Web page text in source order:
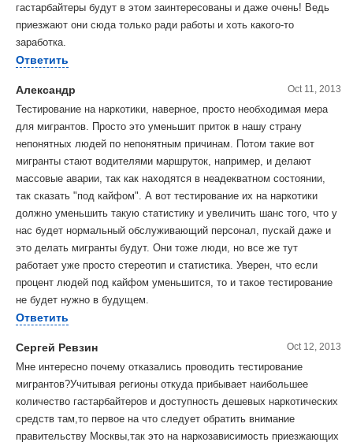
гастарбайтеры будут в этом заинтересованы и даже очень! Ведь
приезжают они сюда только ради работы и хоть какого-то
заработка.
Ответить
Александр Oct 11, 2013
Тестирование на наркотики, наверное, просто необходимая мера
для мигрантов. Просто это уменьшит приток в нашу страну
непонятных людей по непонятным причинам. Потом такие вот
мигранты стают водителями маршруток, например, и делают
массовые аварии, так как находятся в неадекватном состоянии,
так сказать "под кайфом". А вот тестирование их на наркотики
должно уменьшить такую статистику и увеличить шанс того, что у
нас будет нормальный обслуживающий персонал, пускай даже и
это делать мигранты будут. Они тоже люди, но все же тут
работает уже просто стереотип и статистика. Уверен, что если
процент людей под кайфом уменьшится, то и такое тестирование
не будет нужно в будущем.
Ответить
Сергей Ревзин Oct 12, 2013
Мне интересно почему отказались проводить тестирование
мигрантов?Учитывая регионы откуда прибывает наибольшее
количество гастарбайтеров и доступность дешевых наркотических
средств там,то первое на что следует обратить внимание
правительству Москвы,так это на наркозависимость приезжающих